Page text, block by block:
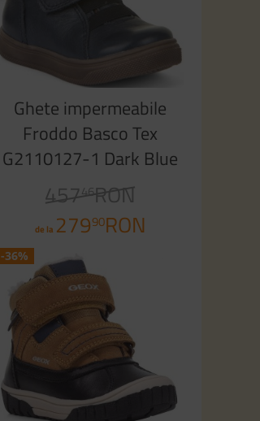
Ghete impermeabile
Froddo Basco Tex
G2110127-1 Dark Blue
45746RON
de la 27990RON
-36%